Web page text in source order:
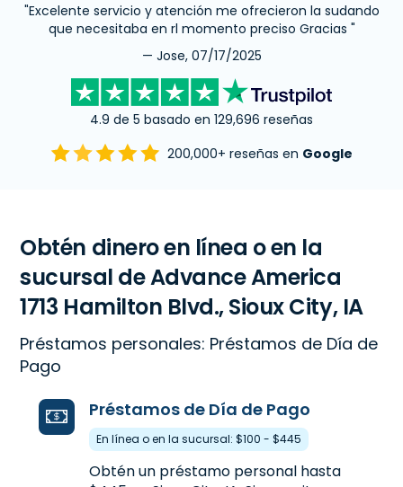
"Excelente servicio y atención me ofrecieron la sudando
que necesitaba en rl momento preciso Gracias "
— Jose, 07/17/2025
4.9 de 5 basado en 129,696 reseñas
200,000+ reseñas en Google
Obtén dinero en línea o en la
sucursal de Advance America
1713 Hamilton Blvd., Sioux City, IA
Préstamos personales: Préstamos de Día de
Pago
Préstamos de Día de Pago
En línea o en la sucursal: $100 - $445
Obtén un préstamo personal hasta